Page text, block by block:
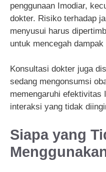
penggunaan Imodiar,
dokter. Risiko terhadap
menyusui harus
untuk mencegah dampak
Konsultasi dokter juga
sedang mengonsumsi
memengaruhi efektivitas
interaksi yang tidak
Siapa yang